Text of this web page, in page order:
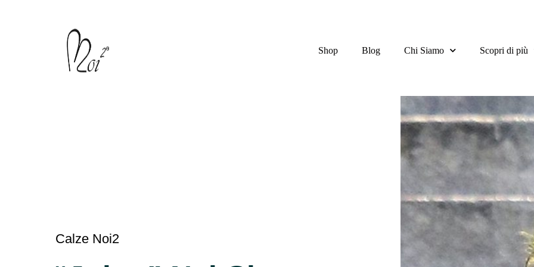
Shop Blog Chi Siamo Scopri di più
Calze Noi2